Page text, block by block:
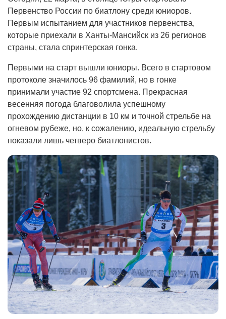
Первенство России по биатлону среди юниоров.
Первым испытанием для участников первенства,
которые приехали в Ханты-Мансийск из 26 регионов
страны, стала спринтерская гонка.
Первыми на старт вышли юниоры. Всего в стартовом
протоколе значилось 96 фамилий, но в гонке
принимали участие 92 спортсмена. Прекрасная
весенняя погода благоволила успешному
прохождению дистанции в 10 км и точной стрельбе на
огневом рубеже, но, к сожалению, идеальную стрельбу
показали лишь четверо биатлонистов.